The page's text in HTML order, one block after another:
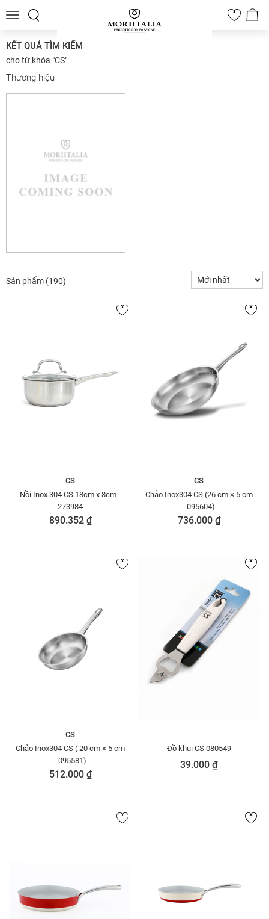
Toggle
0
KẾT QUẢ TÌM KIẾM
cho từ khóa "CS"
Thương hiệu
Sản phẩm (190)
CS
Nồi Inox 304 CS 18cm x 8cm -
273984
890.352 ₫
CS
Chảo Inox304 CS (26 cm × 5 cm
- 095604)
736.000 ₫
CS
Chảo Inox304 CS ( 20 cm × 5 cm
- 095581)
512.000 ₫
Đồ khui CS 080549
39.000 ₫